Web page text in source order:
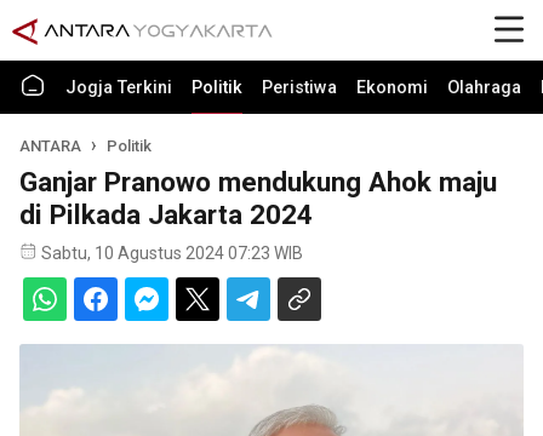
Jogja Terkini Politik Peristiwa Ekonomi Olahraga
ANTARA Politik
Ganjar Pranowo mendukung Ahok maju
di Pilkada Jakarta 2024
Sabtu, 10 Agustus 2024 07:23 WIB